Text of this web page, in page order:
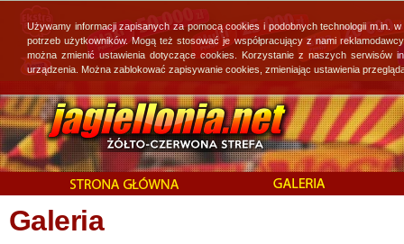
Galeria
Używamy informacji zapisanych za pomocą cookies i podobnych technologii
potrzeb użytkowników. Mogą też stosować je współpracujący z nami
można zmienić ustawienia dotyczące cookies. Korzystanie z naszych
urządzenia. Można zablokować zapisywanie cookies, zmieniając ustawienia